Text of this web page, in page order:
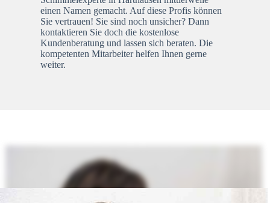
einen Namen gemacht. Auf diese Profis können
Sie vertrauen! Sie sind noch unsicher? Dann
kontaktieren Sie doch die kostenlose
Kundenberatung und lassen sich beraten. Die
kompetenten Mitarbeiter helfen Ihnen gerne
weiter.